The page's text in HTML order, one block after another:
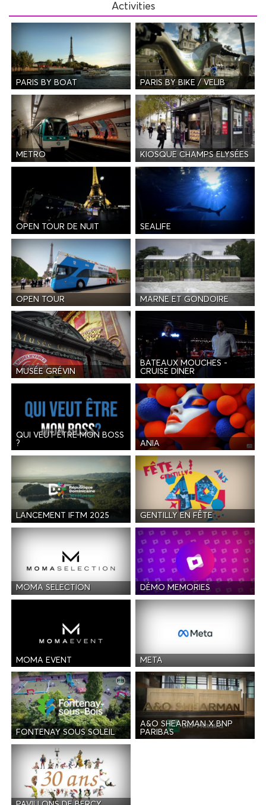
Activities
PARIS BY BOAT PARIS BY BIKE / VELIB
METRO KIOSQUE CHAMPS ELYSÉES
OPEN TOUR DE NUIT SEALIFE
OPEN TOUR MARNE ET GONDOIRE
MUSÉE GRÉVIN
BATEAUX MOUCHES -
CRUISE DINER
QUI VEUT ÊTRE MON BOSS
?
ANIA
LANCEMENT IFTM 2025 GENTILLY EN FÊTE
MOMA SELECTION DÉMO MEMORIES
MOMA EVENT META
FONTENAY SOUS SOLEIL
A&O SHEARMAN X BNP
PARIBAS